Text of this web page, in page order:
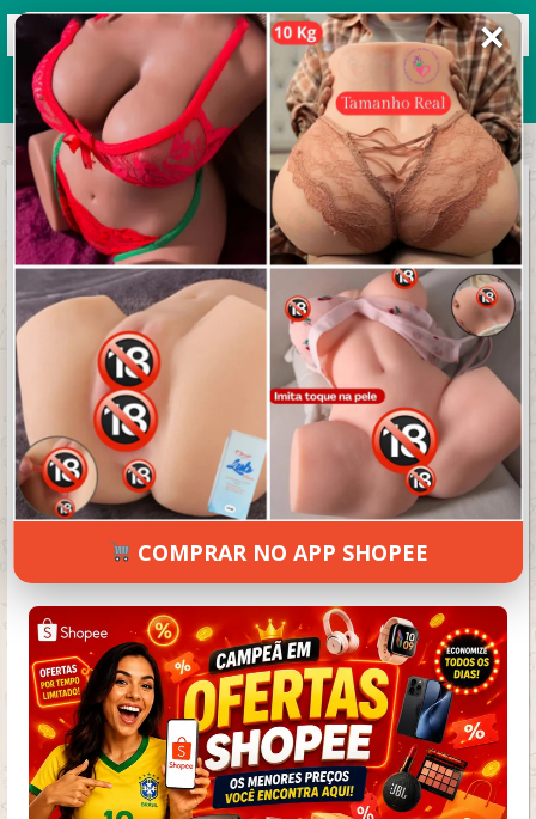
Grupos de WhatsApp 2026
+ Enviar grupo
Rendimentos Mil Grau
4.3/5 (21 avaliações)
✕
COMPRAR NO APP SHOPEE